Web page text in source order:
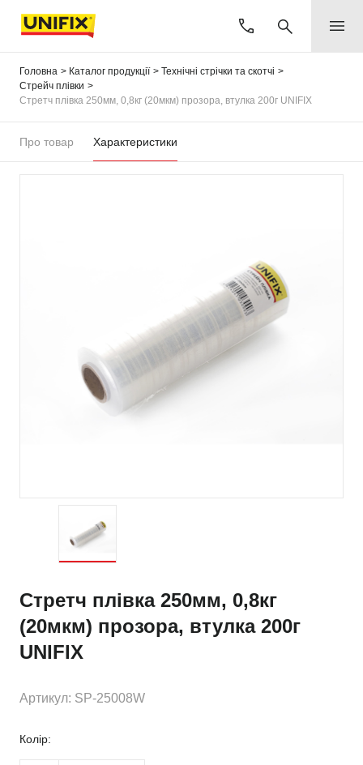
Головна Каталог продукції
Технічні стрічки та скотчі
Стрейч плівки
Стретч плівка 250мм, 0,8кг (20мкм) прозора, втулка 200г UNIFIX
Про товар Характеристики
Стретч плівка 250мм, 0,8кг
(20мкм) прозора, втулка 200г
UNIFIX
Артикул: SP-25008W
Колір: